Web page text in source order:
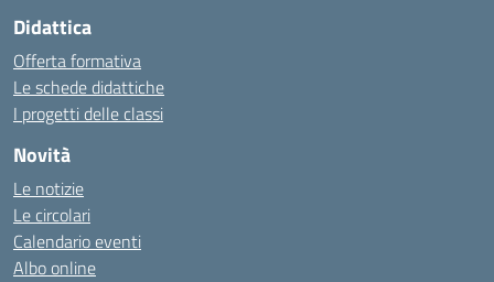
Didattica
Offerta formativa
Le schede didattiche
I progetti delle classi
Novità
Le notizie
Le circolari
Calendario eventi
Albo online